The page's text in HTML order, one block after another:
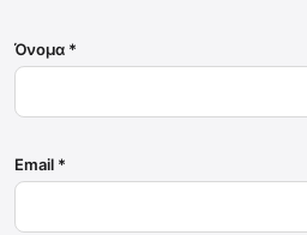
Όνομα *
Email *